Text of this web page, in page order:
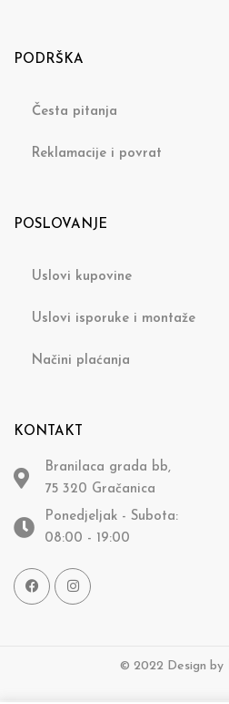
PODRŠKA
Česta pitanja
Reklamacije i povrat
POSLOVANJE
Uslovi kupovine
Uslovi isporuke i montaže
Načini plaćanja
KONTAKT
Branilaca grada bb,
75 320 Gračanica
Ponedjeljak - Subota:
08:00 - 19:00
© 2022 Design by